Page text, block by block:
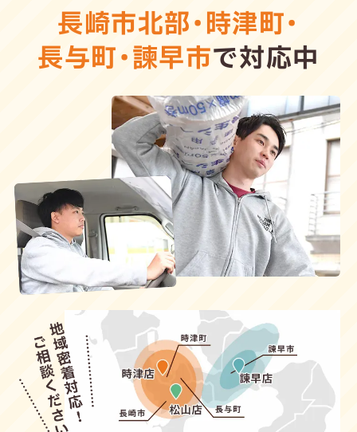
長崎市北部・時津町・
長与町・諫早市で対応中